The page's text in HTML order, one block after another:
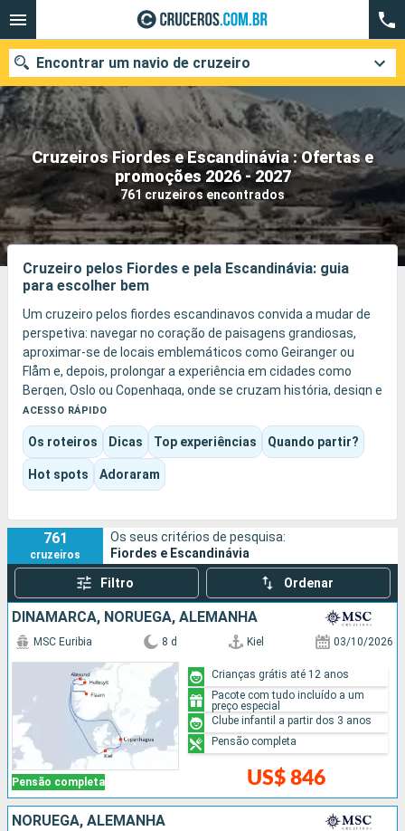
Cruzeiros Fiordes e Escandinávia : Ofertas e
promoções 2026 - 2027
761 cruzeiros encontrados
Encontrar um navio de cruzeiro
Quando ir?
Data de partida
Cidades Companhias
Cruzeiro pelos Fiordes e pela Escandinávia: guia
para escolher bem
Um cruzeiro pelos fiordes escandinavos convida a mudar de
perspetiva: navegar no coração de paisagens grandiosas,
aproximar-se de locais emblemáticos como Geiranger ou
Flåm e, depois, prolongar a experiência em cidades como
Bergen, Oslo ou Copenhaga, onde se cruzam história, design e
o estilo de vida nórdico.
Aqui, a viagem alterna entre contemplação, descobertas
culturais e o prazer de estar a bordo, com navios que tanto
podem privilegiar a exploração como o conforto das famílias.
Cada itinerário cria, assim, um equilíbrio único entre natureza
ACESSO RÁPIDO
Os roteiros Dicas Top experiências Quando partir?
Hot spots Adoraram
761
cruzeiros
Os seus critérios de pesquisa:
Fiordes e Escandinávia
Filtro Ordenar
DINAMARCA, NORUEGA, ALEMANHA
Pensão completa
MSC Euribia 8 d Kiel 03/10/2026
US$ 846
Crianças grátis até 12 anos
Pacote com tudo incluído a um
preço especial
Clube infantil a partir dos 3 anos
Pensão completa
NORUEGA, ALEMANHA